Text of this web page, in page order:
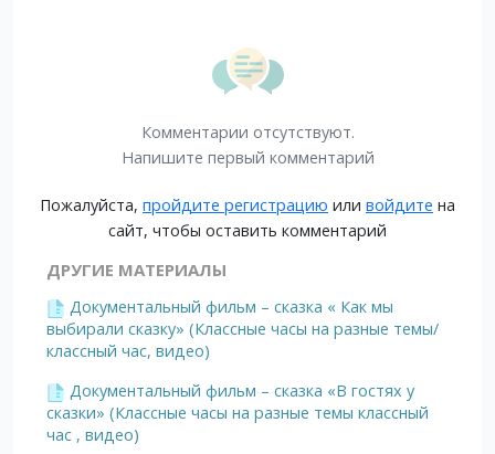
Комментарии отсутствуют.
Напишите первый комментарий
Пожалуйста, пройдите регистрацию или войдите на
сайт, чтобы оставить комментарий
ДРУГИЕ МАТЕРИАЛЫ
Документальный фильм – сказка « Как мы
выбирали сказку» (Классные часы на разные темы/
классный час, видео)
Документальный фильм – сказка «В гостях у
сказки» (Классные часы на разные темы классный
час , видео)